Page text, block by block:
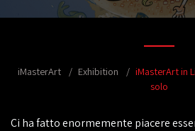
iMasterArt Exhibition
iMasterArt in
solo
Ci ha fatto enormemente piacere